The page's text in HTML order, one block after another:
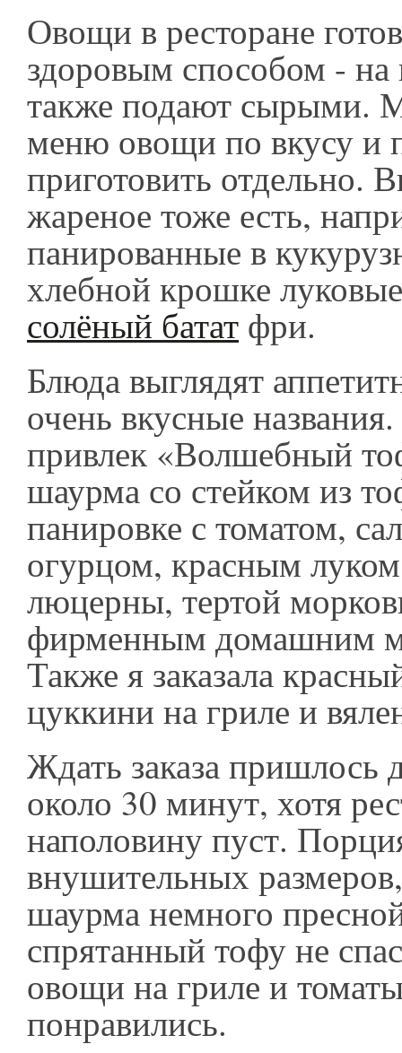
Овощи в ресторане
здоровым способом - на
также подают сырыми.
меню овощи по вкусу и
приготовить отдельно.
жареное тоже есть,
панированные в
хлебной крошке
солёный батат фри.
Блюда выглядят
очень вкусные
привлек «Волшебный
шаурма со стейком из
панировке с томатом,
огурцом, красным
люцерны, тертой
фирменным домашним
Также я заказала
цуккини на гриле и
Ждать заказа пришлось
около 30 минут, хотя
наполовину пуст.
внушительных
шаурма немного
спрятанный тофу не
овощи на гриле и
понравились.